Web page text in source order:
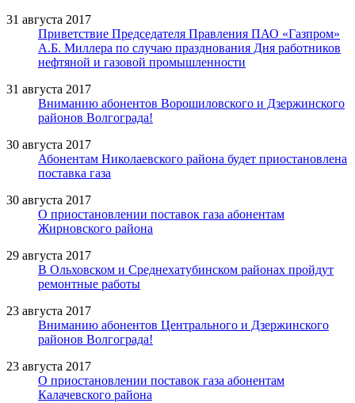
31 августа 2017
Приветствие Председателя Правления ПАО «Газпром»
А.Б. Миллера по случаю празднования Дня работников
нефтяной и газовой промышленности
31 августа 2017
Вниманию абонентов Ворошиловского и Дзержинского
районов Волгограда!
30 августа 2017
Абонентам Николаевского района будет приостановлена
поставка газа
30 августа 2017
О приостановлении поставок газа абонентам
Жирновского района
29 августа 2017
В Ольховском и Среднехатубинском районах пройдут
ремонтные работы
23 августа 2017
Вниманию абонентов Центрального и Дзержинского
районов Волгограда!
23 августа 2017
О приостановлении поставок газа абонентам
Калачевского района